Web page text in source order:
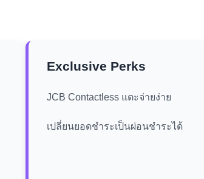
Exclusive Perks
JCB Contactless แตะจ่ายง่าย
เปลี่ยนยอดชำระเป็นผ่อนชำระได้